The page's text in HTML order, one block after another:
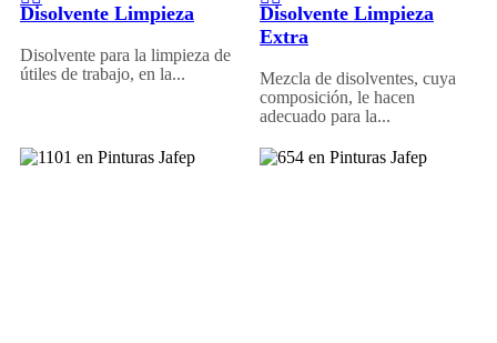
Disolvente Limpieza
Disolvente para la limpieza de
útiles de trabajo, en la...
Disolvente Limpieza
Extra
Mezcla de disolventes, cuya
composición, le hacen
adecuado para la...